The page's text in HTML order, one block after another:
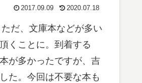
2017.09.09 2020.07.18
だ、文庫本などが多い
くことに。到着する
が多かったですが、吉
た。今回は不要な本も